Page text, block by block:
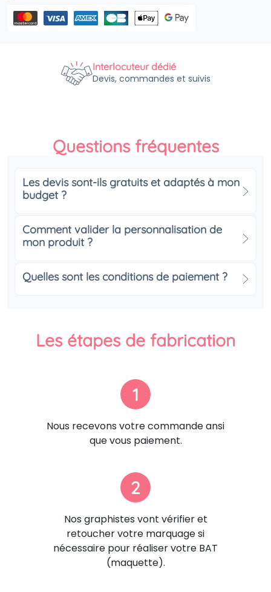
Interlocuteur dédié
Devis, commandes et suivis
Questions fréquentes
Les devis sont-ils gratuits et adaptés à mon
budget ?
Comment valider la personnalisation de
mon produit ?
Quelles sont les conditions de paiement ?
Les étapes de fabrication
1
Nous recevons votre commande ansi
que vous paiement.
2
Nos graphistes vont vérifier et
retoucher votre marquage si
nécessaire pour réaliser votre BAT
(maquette).